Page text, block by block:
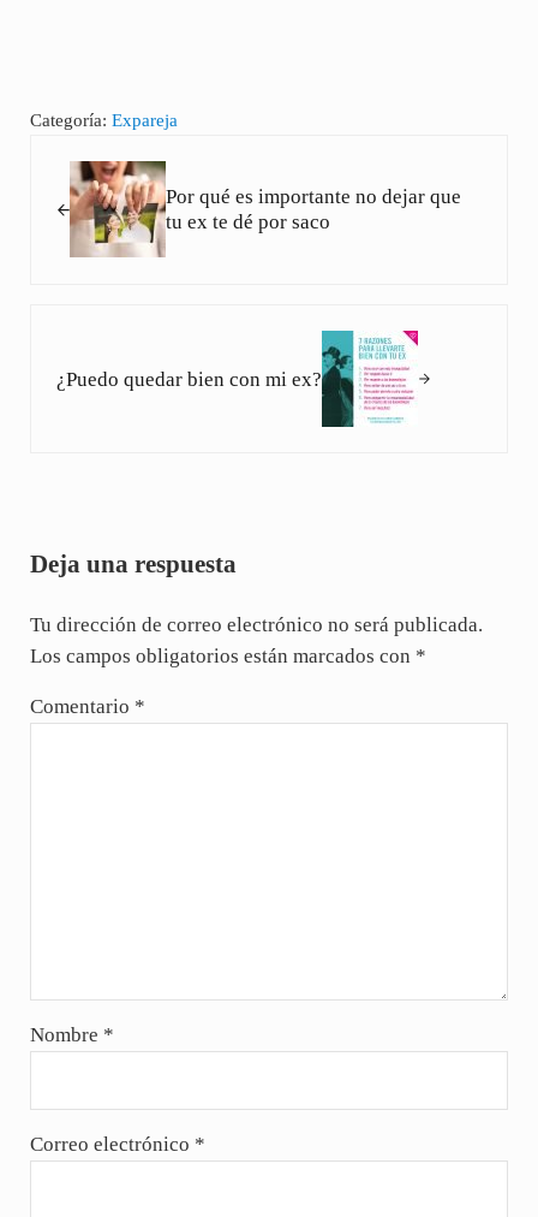
Categoría: Expareja
Por qué es importante no dejar que
tu ex te dé por saco
¿Puedo quedar bien con mi ex?
Deja una respuesta
Tu dirección de correo electrónico no será publicada.
Los campos obligatorios están marcados con *
Comentario *
Nombre *
Correo electrónico *